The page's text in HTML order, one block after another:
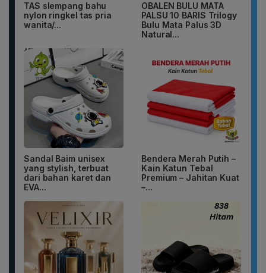
TAS slempang bahu
nylon ringkel tas pria
wanita/...
OBALEN BULU MATA
PALSU 10 BARIS Trilogy
Bulu Mata Palus 3D
Natural...
Sandal Baim unisex
yang stylish, terbuat
dari bahan karet dan
EVA...
Bendera Merah Putih –
Kain Katun Tebal
Premium – Jahitan Kuat
–...